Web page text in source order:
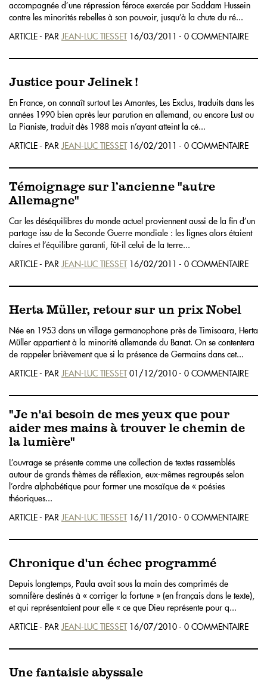
accompagnée d’une répression féroce exercée par Saddam Hussein
contre les minorités rebelles à son pouvoir, jusqu’à la chute du ré...
ARTICLE - PAR JEAN-LUC TIESSET16/03/2011 - 0 COMMENTAIRE
Justice pour Jelinek !
En France, on connaît surtout Les Amantes, Les Exclus, traduits dans les
années 1990 bien après leur parution en allemand, ou encore Lust ou
La Pianiste, traduit dès 1988 mais n’ayant atteint la cé...
ARTICLE - PAR JEAN-LUC TIESSET16/02/2011 - 0 COMMENTAIRE
Témoignage sur l’ancienne "autre
Allemagne"
Car les déséquilibres du monde actuel proviennent aussi de la fin d’un
partage issu de la Seconde Guerre mondiale : les lignes alors étaient
claires et l’équilibre garanti, fût-il celui de la terre...
ARTICLE - PAR JEAN-LUC TIESSET16/02/2011 - 0 COMMENTAIRE
Herta Müller, retour sur un prix Nobel
Née en 1953 dans un village germanophone près de Timisoara, Herta
Müller appartient à la minorité allemande du Banat. On se contentera
de rappeler brièvement que si la présence de Germains dans cet...
ARTICLE - PAR JEAN-LUC TIESSET01/12/2010 - 0 COMMENTAIRE
"Je n'ai besoin de mes yeux que pour
aider mes mains à trouver le chemin de
la lumière"
L’ouvrage se présente comme une collection de textes rassemblés
autour de grands thèmes de réflexion, eux-mêmes regroupés selon
l’ordre alphabétique pour former une mosaïque de « poésies
théoriques...
ARTICLE - PAR JEAN-LUC TIESSET16/11/2010 - 0 COMMENTAIRE
Chronique d'un échec programmé
Depuis longtemps, Paula avait sous la main des comprimés de
somnifère destinés à « corriger la fortune » (en français dans le texte),
et qui représentaient pour elle « ce que Dieu représente pour q...
ARTICLE - PAR JEAN-LUC TIESSET16/07/2010 - 0 COMMENTAIRE
Une fantaisie abyssale